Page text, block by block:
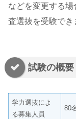
などを変更する
査選抜を受験でき
試験の概要
学力選抜によ
る募集人員
80